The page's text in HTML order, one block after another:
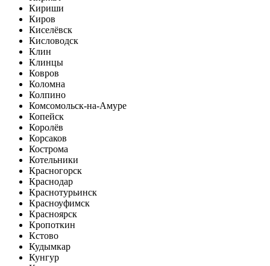
Кириши
Киров
Киселёвск
Кисловодск
Клин
Клинцы
Ковров
Коломна
Колпино
Комсомольск-на-Амуре
Копейск
Королёв
Корсаков
Кострома
Котельники
Красногорск
Краснодар
Краснотурьинск
Красноуфимск
Красноярск
Кропоткин
Кстово
Кудымкар
Кунгур